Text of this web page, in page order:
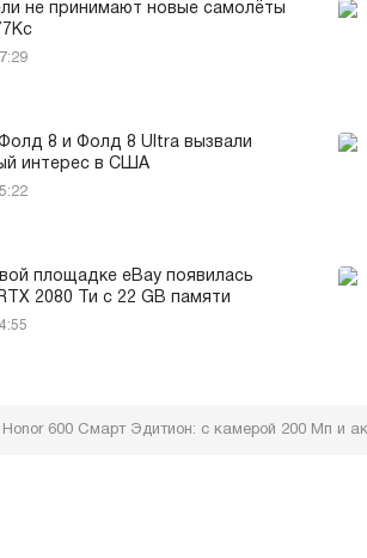
не принимают новые самолёты
8 и Фолд 8 Ultra вызвали
интерес в США
площадке eBay появилась
2080 Ти с 22 GB памяти
Honor 600 Смарт Эдитион: с камерой 200 Мп и